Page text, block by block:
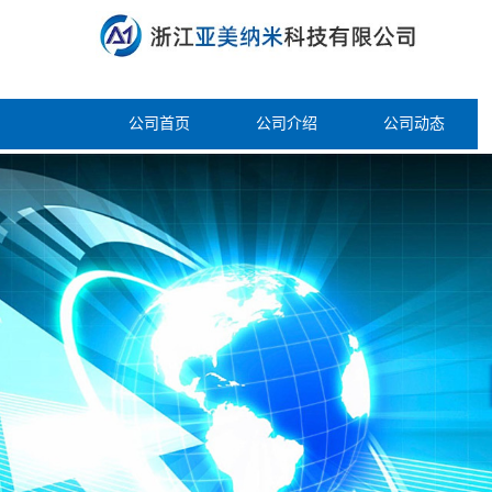
公司首页 公司介绍 公司动态